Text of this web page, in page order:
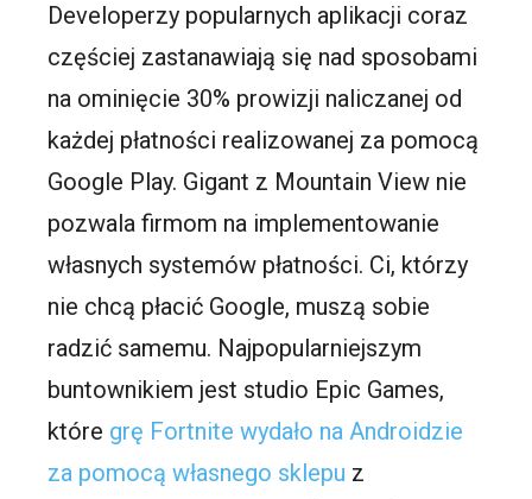
Developerzy popularnych aplikacji coraz
częściej zastanawiają się nad sposobami
na ominięcie 30% prowizji naliczanej od
każdej płatności realizowanej za pomocą
Google Play. Gigant z Mountain View nie
pozwala firmom na implementowanie
własnych systemów płatności. Ci, którzy
nie chcą płacić Google, muszą sobie
radzić samemu. Najpopularniejszym
buntownikiem jest studio Epic Games,
które grę Fortnite wydało na Androidzie
za pomocą własnego sklepu z